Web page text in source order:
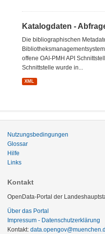
Katalogdaten -
Die bibliographischen
offene OAI-PMH API
Schnittstelle wurde in...
XML
Nutzungsbedingungen
Glossar
Hilfe
Links
Kontakt
OpenData-Portal der
Über das Portal
Impressum - Datenschutzerklärung
Kontakt: